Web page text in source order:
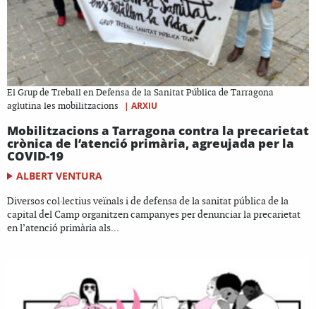
El Grup de Treball en Defensa de la Sanitat Pública de Tarragona
aglutina les mobilitzacions
| ARXIU
Mobilitzacions a Tarragona contra la precarietat
crònica de l’atenció primària, agreujada per la
COVID-19
ALBERT VENTURA
Diversos col·lectius veïnals i de defensa de la sanitat pública de la
capital del Camp organitzen campanyes per denunciar la precarietat
en l’atenció primària als...